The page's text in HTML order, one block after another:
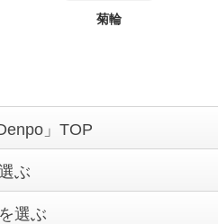
菊輪
」TOP
ぶ
選ぶ